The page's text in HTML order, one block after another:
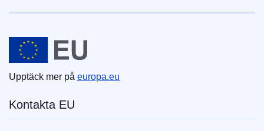
Europeiska unionen
Upptäck mer på europa.eu
Kontakta EU